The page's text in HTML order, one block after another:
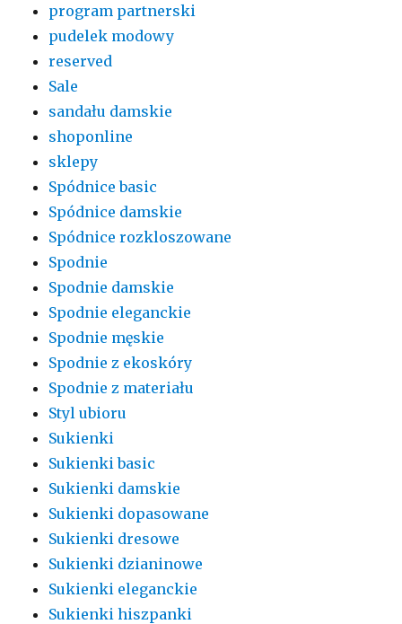
program partnerski
pudelek modowy
reserved
Sale
sandału damskie
shoponline
sklepy
Spódnice basic
Spódnice damskie
Spódnice rozkloszowane
Spodnie
Spodnie damskie
Spodnie eleganckie
Spodnie męskie
Spodnie z ekoskóry
Spodnie z materiału
Styl ubioru
Sukienki
Sukienki basic
Sukienki damskie
Sukienki dopasowane
Sukienki dresowe
Sukienki dzianinowe
Sukienki eleganckie
Sukienki hiszpanki